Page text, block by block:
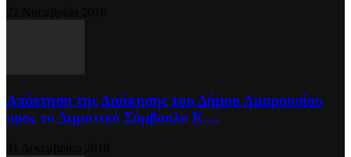
Απάντηση της Διοίκησης του Δήμου Αμαρουσίου
προς το Δημοτικό Σύμβουλο Κ....